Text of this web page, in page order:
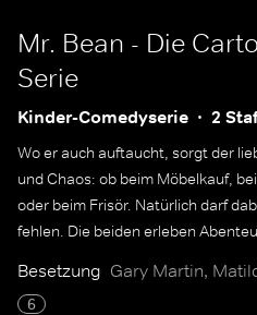
Mr. Bean - Die
Serie
Kinder-Comedyserie 2
Wo er auch auftaucht, sorgt der
und Chaos: ob beim Möbelkauf,
oder beim Frisör. Natürlich darf
fehlen. Die beiden erleben
Besetzung Gary Martin,
6